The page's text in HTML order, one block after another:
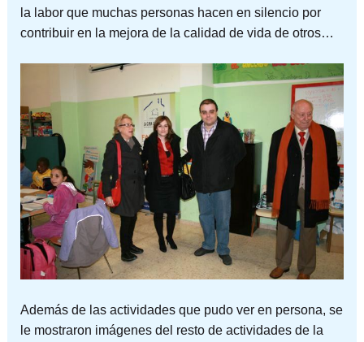
la labor que muchas personas hacen en silencio por
contribuir en la mejora de la calidad de vida de otros…
Además de las actividades que pudo ver en persona, se
le mostraron imágenes del resto de actividades de la